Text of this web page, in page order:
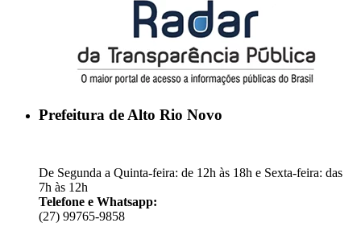
Prefeitura de Alto Rio Novo
De Segunda a Quinta-feira: de 12h às 18h e Sexta-feira: das
7h às 12h
Telefone e Whatsapp:
(27) 99765-9858